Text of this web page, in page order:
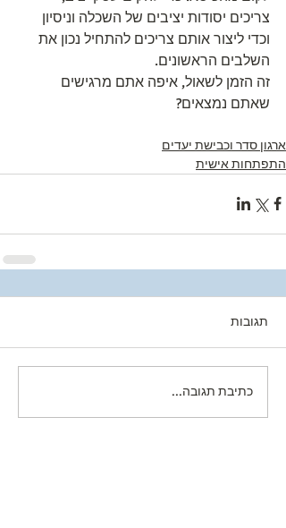
צריכים יסודות יציבים של השכלה וניסיון
וכדי ליצור אותם צריכים להתחיל נכון את
השלבים הראשונים.
זה הזמן לשאול, איפה אתם מרגישים
שאתם נמצאים?
ארגון סדר וכבישת יעדים
התפתחות אישית
תגובות
כתיבת תגובה...